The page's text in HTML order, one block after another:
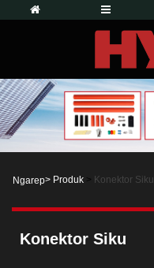
Ngarep> Produk > Konektor Siku
Konektor Siku